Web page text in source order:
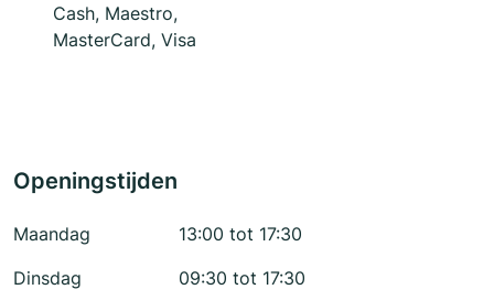
Cash, Maestro,
MasterCard, Visa
Openingstijden
Maandag
13:00 tot 17:30
Dinsdag
09:30 tot 17:30